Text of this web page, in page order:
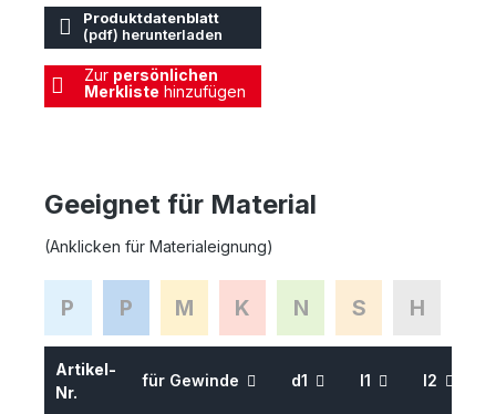
Produktdatenblatt
(pdf) herunterladen
Zur persönlichen
Merkliste hinzufügen
Geeignet für Material
(Anklicken für Materialeignung)
P P M K N S H
Artikel-
Nr.
für Gewinde d1 l1 l2